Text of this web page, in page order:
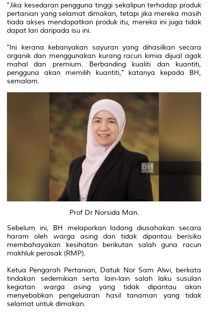
"Jika kesedaran pengguna tinggi sekalipun terhadap produk
pertanian yang selamat dimakan, tetapi jika mereka masih
tiada akses mendapatkan produk itu, mereka ini juga tidak
dapat lari daripada isu ini.
"Ini kerana kebanyakan sayuran yang dihasilkan secara
organik dan menggunakan kurang racun kimia dijual agak
mahal dan premium. Berbanding kualiti dan kuantiti,
pengguna akan memilih kuantiti," katanya kepada BH,
semalam.
Prof Dr Norsida Man.
Sebelum ini, BH melaporkan ladang diusahakan secara
haram oleh warga asing dan tidak dipantau berisiko
membahayakan kesihatan berikutan salah guna racun
makhluk perosak (RMP).
Ketua Pengarah Pertanian, Datuk Nor Sam Alwi, berkata
tindakan sedemikian serta lain-lain salah laku susulan
kegiatan warga asing yang tidak dipantau akan
menyebabkan pengeluaran hasil tanaman yang tidak
selamat untuk dimakan.